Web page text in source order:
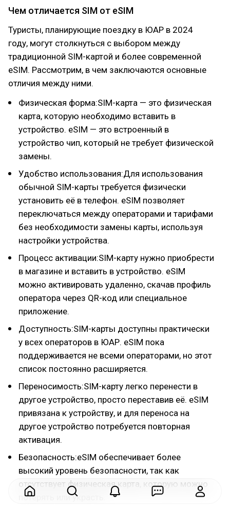
Чем отличается SIM от eSIM
Туристы, планирующие поездку в ЮАР в 2024
году, могут столкнуться с выбором между
традиционной SIM-картой и более современной
eSIM. Рассмотрим, в чем заключаются основные
отличия между ними.
Физическая форма:SIM-карта — это физическая
карта, которую необходимо вставить в
устройство. eSIM — это встроенный в
устройство чип, который не требует физической
замены.
Удобство использования:Для использования
обычной SIM-карты требуется физически
установить её в телефон. eSIM позволяет
переключаться между операторами и тарифами
без необходимости замены карты, используя
настройки устройства.
Процесс активации:SIM-карту нужно приобрести
в магазине и вставить в устройство. eSIM
можно активировать удаленно, скачав профиль
оператора через QR-код или специальное
приложение.
Доступность:SIM-карты доступны практически
у всех операторов в ЮАР. eSIM пока
поддерживается не всеми операторами, но этот
список постоянно расширяется.
Переносимость:SIM-карту легко перенести в
другое устройство, просто переставив её. eSIM
привязана к устройству, и для переноса на
другое устройство потребуется повторная
активация.
Безопасность:eSIM обеспечивает более
высокий уровень безопасности, так как
отсутствует физическая карта, которую можно
потерять или украсть.